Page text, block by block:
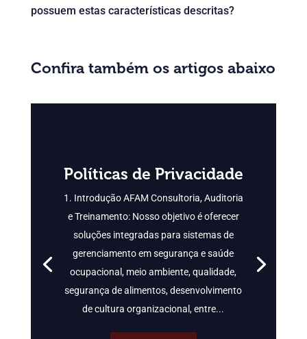
possuem estas características descritas?
Confira também os artigos abaixo
Políticas de Privacidade
1. Introdução AFAM Consultoria, Auditoria
e Treinamento: Nosso objetivo é oferecer
soluções integradas para sistemas de
gerenciamento em segurança e saúde
ocupacional, meio ambiente, qualidade,
segurança de alimentos, desenvolvimento
de cultura organizacional, entre...